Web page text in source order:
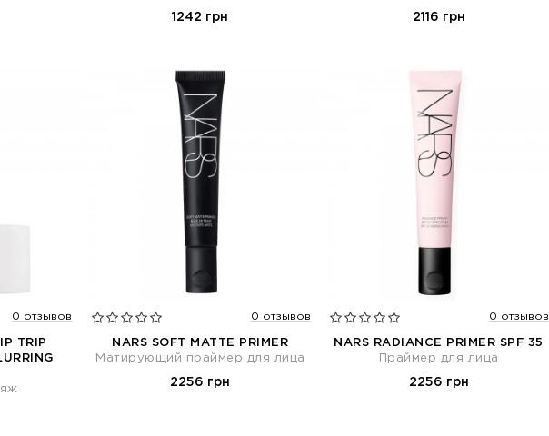
1242 грн 2116 грн
0 отзывов
TRIP
0 отзывов
NARS SOFT MATTE PRIMER
Матирующий праймер для лица
2256 грн
0 отзывов
NARS RADIANCE PRIMER SPF 35
Праймер для лица
2256 грн